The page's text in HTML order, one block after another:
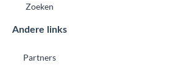
Zoeken
Andere links
Partners